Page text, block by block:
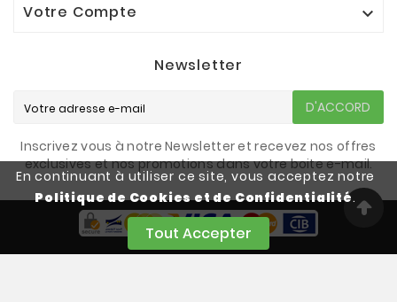
En continuant à utiliser ce site, vous acceptez notre
Politique de Cookies et de Confidentialité.
Tout Accepter
Votre Compte 
Newsletter
D'ACCORD
Inscrivez vous à notre Newsletter et recevez nos offres
exclusives et nos promotions dans votre boite e-mail.